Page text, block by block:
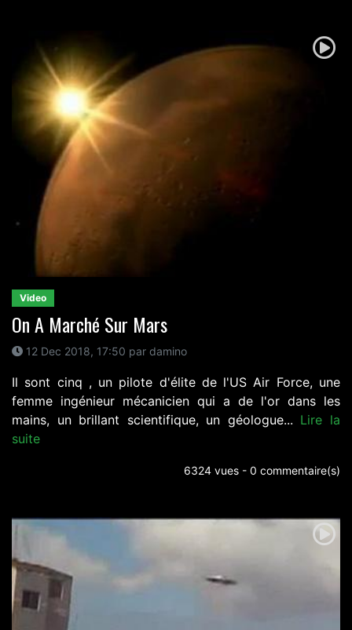
Video
On A Marché Sur Mars
12 Dec 2018, 17:50 par damino
Il sont cinq , un pilote d'élite de l'US Air Force, une
femme ingénieur mécanicien qui a de l'or dans les
mains, un brillant scientifique, un géologue... Lire la
suite
6324 vues - 0 commentaire(s)